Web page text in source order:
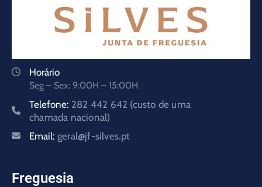
Horário
Seg – Sex: 9:00H – 15:00H
Telefone: 282 442 642 (custo de uma
chamada nacional)
Email: geral@jf-silves.pt
Freguesia